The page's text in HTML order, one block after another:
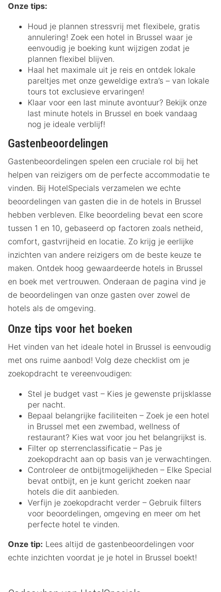
Onze tips:
Houd je plannen stressvrij met flexibele, gratis
annulering! Zoek een hotel in Brussel waar je
eenvoudig je boeking kunt wijzigen zodat je
plannen flexibel blijven.
Haal het maximale uit je reis en ontdek lokale
pareltjes met onze geweldige extra’s – van lokale
tours tot exclusieve ervaringen!
Klaar voor een last minute avontuur? Bekijk onze
last minute hotels in Brussel en boek vandaag
nog je ideale verblijf!
Gastenbeoordelingen
Gastenbeoordelingen spelen een cruciale rol bij het
helpen van reizigers om de perfecte accommodatie te
vinden. Bij HotelSpecials verzamelen we echte
beoordelingen van gasten die in de hotels in Brussel
hebben verbleven. Elke beoordeling bevat een score
tussen 1 en 10, gebaseerd op factoren zoals netheid,
comfort, gastvrijheid en locatie. Zo krijg je eerlijke
inzichten van andere reizigers om de beste keuze te
maken. Ontdek hoog gewaardeerde hotels in Brussel
en boek met vertrouwen. Onderaan de pagina vind je
de beoordelingen van onze gasten over zowel de
hotels als de omgeving.
Onze tips voor het boeken
Het vinden van het ideale hotel in Brussel is eenvoudig
met ons ruime aanbod! Volg deze checklist om je
zoekopdracht te vereenvoudigen:
Stel je budget vast – Kies je gewenste prijsklasse
per nacht.
Bepaal belangrijke faciliteiten – Zoek je een hotel
in Brussel met een zwembad, wellness of
restaurant? Kies wat voor jou het belangrijkst is.
Filter op sterrenclassificatie – Pas je
zoekopdracht aan op basis van je verwachtingen.
Controleer de ontbijtmogelijkheden – Elke Special
bevat ontbijt, en je kunt gericht zoeken naar
hotels die dit aanbieden.
Verfijn je zoekopdracht verder – Gebruik filters
voor beoordelingen, omgeving en meer om het
perfecte hotel te vinden.
Onze tip: Lees altijd de gastenbeoordelingen voor
echte inzichten voordat je je hotel in Brussel boekt!